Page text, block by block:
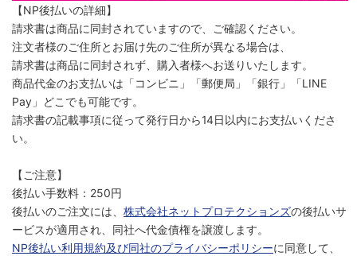
【NP後払いの詳細】
請求書は商品に同封されていますので、ご確認ください。
注文者様のご住所とお届け先のご住所が異なる場合は、
請求書は商品に同封されず、購入者様へお送りいたします。
商品代金のお支払いは「コンビニ」「郵便局」「銀行」「LINE
Pay」どこでも可能です。
請求書の記載事項に従って発行日から14日以内にお支払いくださ
い。
【ご注意】
後払い手数料：250円
後払いのご注文には、 株式会社ネットプロテクションズの後払いサ
ービスが適用され、同社へ代金債権を譲渡します。
NP後払い利用規約及び同社のプライバシーポリシーに同意して、